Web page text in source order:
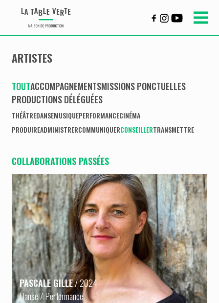
ARTISTES
TOUTACCOMPAGNEMENTSMISSIONS PONCTUELLES
PRODUCTIONS DÉLÉGUÉES
THÉÂTREDANSEMUSIQUEPERFORMANCECINÉMA
PRODUIREADMINISTRERCOMMUNIQUERCONSEILLERTRANSMETTRE
COLLABORATIONS PASSÉES
PASCALE GILLE/ 2024
Danse / Performance